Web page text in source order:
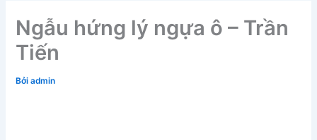
Ngẫu hứng lý ngựa ô – Trần
Tiến
Bởiadmin